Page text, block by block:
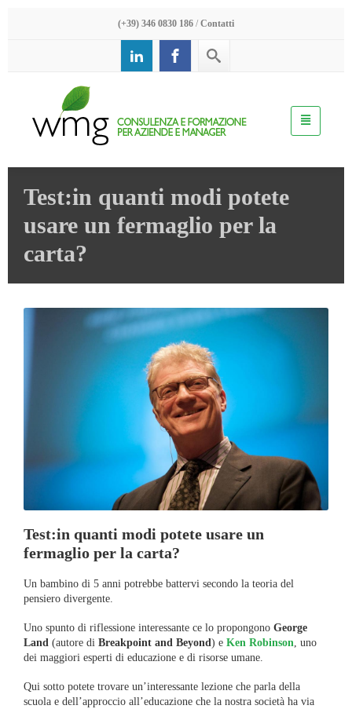
(+39) 346 0830 186 / Contatti
Test:in quanti modi potete
usare un fermaglio per la
carta?
Test:in quanti modi potete usare un
fermaglio per la carta?
Un bambino di 5 anni potrebbe battervi secondo la teoria del
pensiero divergente.
Uno spunto di riflessione interessante ce lo propongono George
Land (autore di Breakpoint and Beyond) e Ken Robinson, uno
dei maggiori esperti di educazione e di risorse umane.
Qui sotto potete trovare un’interessante lezione che parla della
scuola e dell’approccio all’educazione che la nostra società ha via